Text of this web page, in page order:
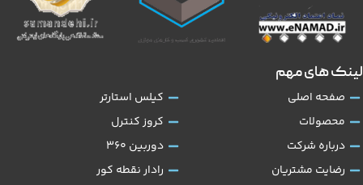
لینک های مهم
صفحه اصلی
محصولات
درباره شرکت
رضایت مشتریان
کیلس استارتر
کروز کنترل
دوربین 360
رادار نقطه کور